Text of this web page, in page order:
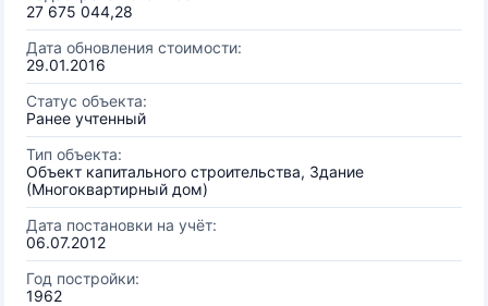
27 675 044,28
Дата обновления стоимости:
29.01.2016
Статус объекта:
Ранее учтенный
Тип объекта:
Объект капитального строительства, Здание
(Многоквартирный дом)
Дата постановки на учёт:
06.07.2012
Год постройки:
1962